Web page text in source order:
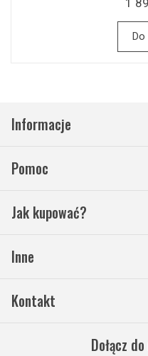
1
Do
Informacje
Pomoc
Jak kupować?
Inne
Kontakt
Dołącz